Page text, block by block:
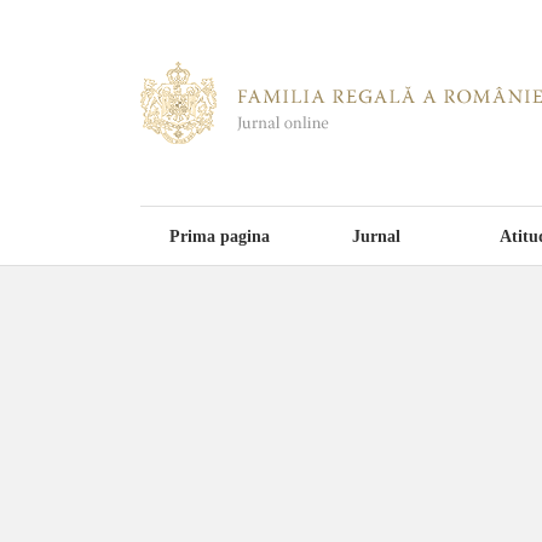
Prima pagina Jurnal